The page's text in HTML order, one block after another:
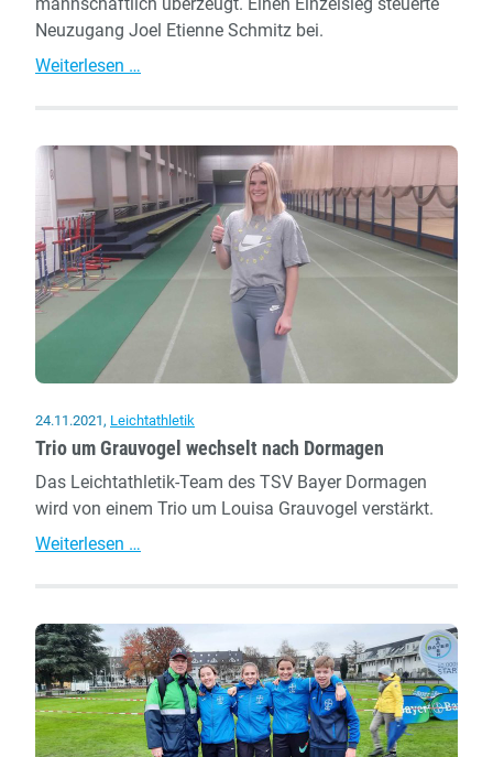
Neuzugang Joel Etienne Schmitz bei.
Weiterlesen …
–
Neuzugang
Schmitz
siegt
24.11.2021 , Leichtathletik
Trio um Grauvogel wechselt nach Dormagen
Das Leichtathletik-Team des TSV Bayer Dormagen
wird von einem Trio um Louisa Grauvogel verstärkt.
Weiterlesen …
wechselt
nach
Dormagen